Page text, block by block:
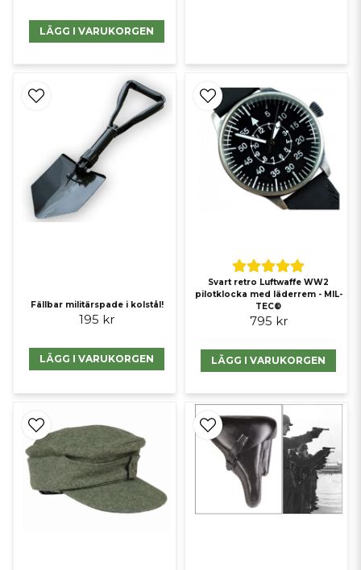
LÄGG I VARUKORGEN
Fällbar militärspade i kolstål!
195 kr
LÄGG I VARUKORGEN
Svart retro Luftwaffe WW2
pilotklocka med läderrem - MIL-
TEC®
795 kr
LÄGG I VARUKORGEN